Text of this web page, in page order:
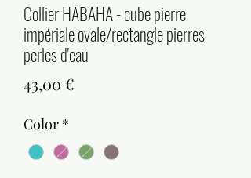
Collier HABAHA - cube pierre
impériale ovale/rectangle pierres
perles d'eau
43,00 €
Color *